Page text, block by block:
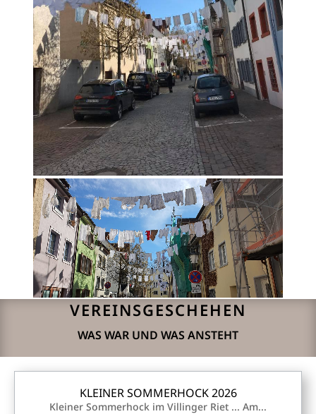
VEREINSGESCHEHEN
WAS WAR UND WAS ANSTEHT
KLEINER SOMMERHOCK 2026
Kleiner Sommerhock im Villinger Riet ... Am...